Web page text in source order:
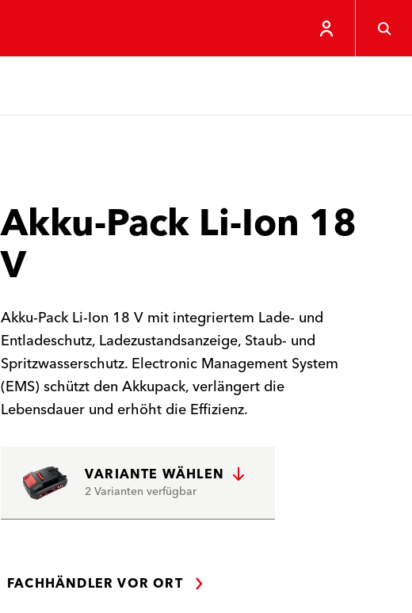
Akku-Pack Li-Ion 18
V
Akku-Pack Li-Ion 18 V mit integriertem Lade- und
Entladeschutz, Ladezustandsanzeige, Staub- und
Spritzwasserschutz. Electronic Management System
(EMS) schützt den Akkupack, verlängert die
Lebensdauer und erhöht die Effizienz.
VARIANTE WÄHLEN
2 Varianten verfügbar
FACHHÄNDLER VOR ORT